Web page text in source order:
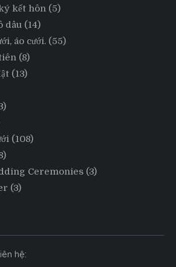
kết hôn (5)
dâu (14)
áo cưới. (55)
(8)
(13)
(108)
Ceremonies (3)
(3)
hệ: